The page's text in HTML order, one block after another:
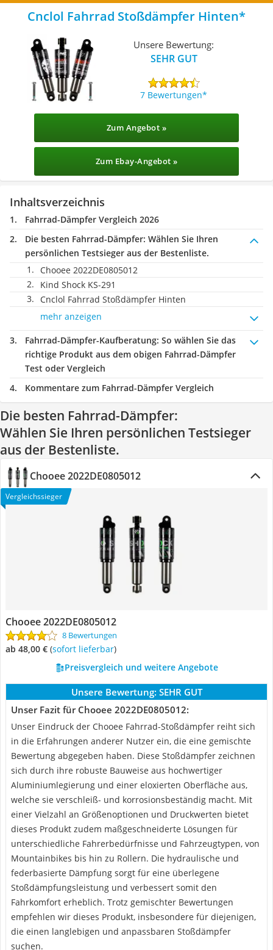
Cnclol Fahrrad Stoßdämpfer Hinten
Unsere Bewertung:
SEHR GUT
7 Bewertungen
Zum Angebot »
Zum Ebay-Angebot »
Inhaltsverzeichnis
Fahrrad-Dämpfer Vergleich 2026
Die besten Fahrrad-Dämpfer: Wählen Sie Ihren
persönlichen Testsieger aus der Bestenliste.
Chooee 2022DE0805012
Kind Shock KS-291
Cnclol Fahrrad Stoßdämpfer Hinten
mehr anzeigen
Fahrrad-Dämpfer-Kaufberatung: So wählen Sie das
richtige Produkt aus dem obigen Fahrrad-Dämpfer
Test oder Vergleich
Kommentare zum Fahrrad-Dämpfer Vergleich
Die besten Fahrrad-Dämpfer:
Wählen Sie Ihren persönlichen Testsieger
aus der Bestenliste.
Chooee 2022DE0805012
Vergleichssieger
Chooee 2022DE0805012
8 Bewertungen
ab 48,00 € ( Sofort lieferbar)
Preisvergleich und weitere Angebote
Unsere Bewertung: SEHR GUT
Unser Fazit für Chooee 2022DE0805012:
Unser Eindruck der Chooee Fahrrad-Stoßdämpfer reiht sich
in die Erfahrungen anderer Nutzer ein, die eine gemischte
Bewertung abgegeben haben. Diese Stoßdämpfer zeichnen
sich durch ihre robuste Bauweise aus hochwertiger
Aluminiumlegierung und einer eloxierten Oberfläche aus,
welche sie verschleiß- und korrosionsbeständig macht. Mit
einer Vielzahl an Größenoptionen und Druckwerten bietet
dieses Produkt zudem maßgeschneiderte Lösungen für
unterschiedliche Fahrerbedürfnisse und Fahrzeugtypen, von
Mountainbikes bis hin zu Rollern. Die hydraulische und
federbasierte Dämpfung sorgt für eine überlegene
Stoßdämpfungsleistung und verbessert somit den
Fahrkomfort erheblich. Trotz gemischter Bewertungen
empfehlen wir dieses Produkt, insbesondere für diejenigen,
die einen langlebigen und anpassbaren Stoßdämpfer
suchen.